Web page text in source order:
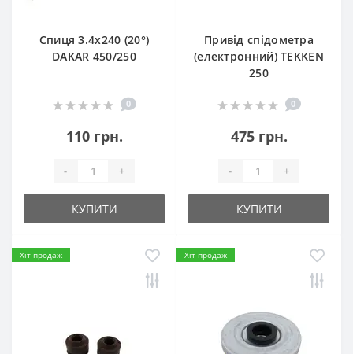
Спиця 3.4х240 (20°)
DAKAR 450/250
0
110 грн.
- +
КУПИТИ
Привід спідометра
(електронний) TEKKEN
250
0
475 грн.
- +
КУПИТИ
Хіт продаж Хіт продаж